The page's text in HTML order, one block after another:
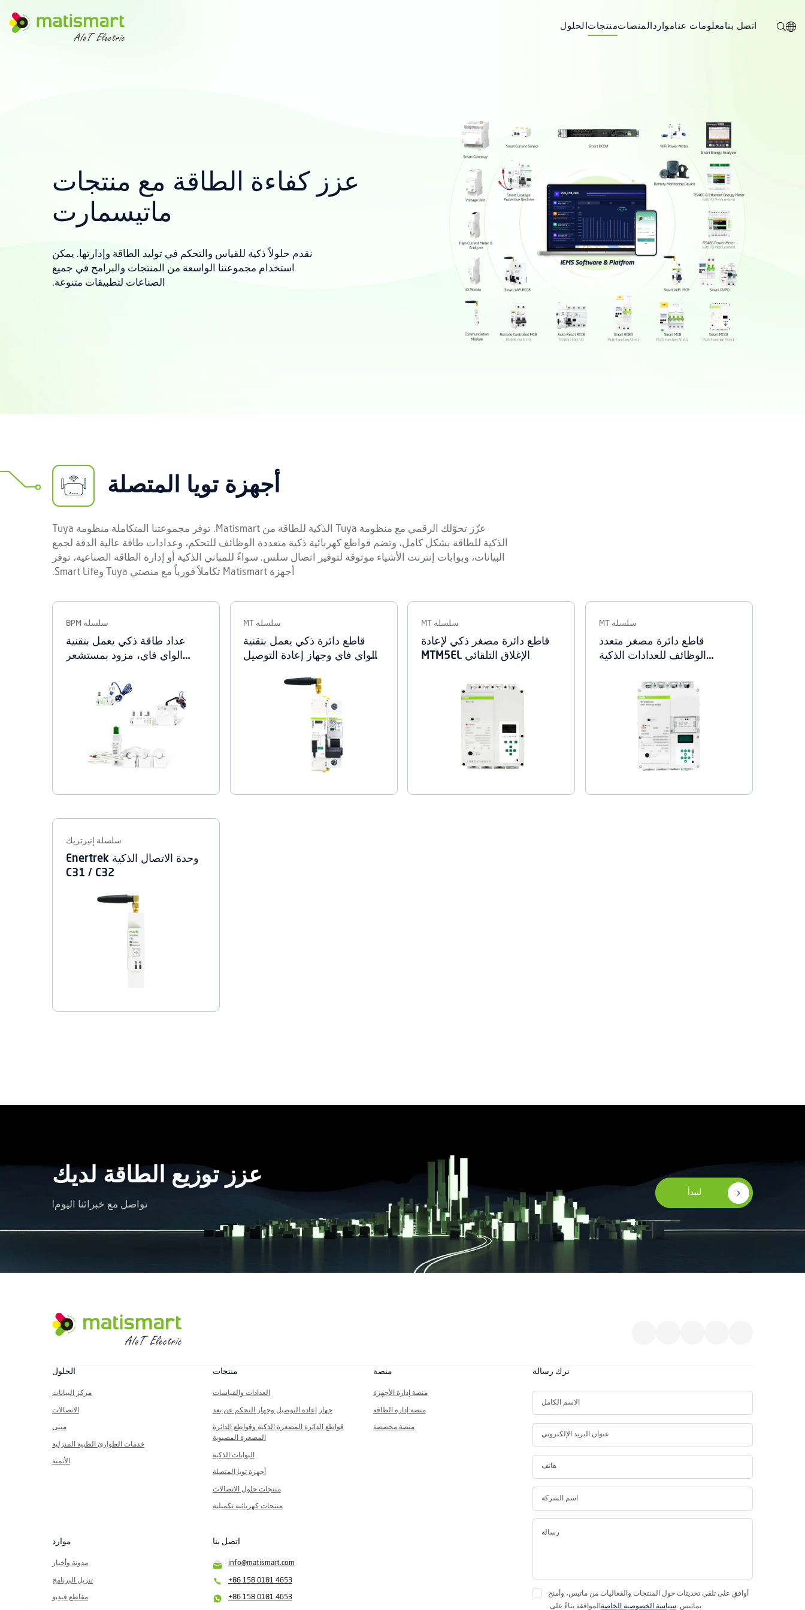
الحلولمنتجاتالمنصات مواردمعلومات عنا اتصل بنا
عزز كفاءة الطاقة مع منتجات
ماتيسمارت
نقدم حلولاً ذكية للقياس والتحكم في توليد الطاقة وإدارتها. يمكن
استخدام مجموعتنا الواسعة من المنتجات والبرامج في جميع
الصناعات لتطبيقات متنوعة.
أجهزة تويا المتصلة
عزّز تحوّلك الرقمي مع منظومة Tuya الذكية للطاقة من Matismart. توفر مجموعتنا المتكاملة منظومة Tuya
الذكية للطاقة بشكل كامل، وتضم قواطع كهربائية ذكية متعددة الوظائف للتحكم، وعدادات طاقة عالية الدقة لجمع
البيانات، وبوابات إنترنت الأشياء موثوقة لتوفير اتصال سلس. سواءً للمباني الذكية أو إدارة الطاقة الصناعية، توفر
أجهزة Matismart تكاملاً فورياً مع منصتي Tuya وSmart Life.
سلسلة BPM
عداد طاقة ذكي يعمل بتقنية
الواي فاي، مزود بمستشعر
سلسلة MT
قاطع دائرة ذكي يعمل بتقنية
الواي فاي وجهاز إعادة التوصيل
سلسلة MT
قاطع دائرة مصغر ذكي لإعادة
الإغلاق التلقائي MTM5EL
سلسلة MT
قاطع دائرة مصغر متعدد
الوظائف للعدادات الذكية
سلسلة إنيرتريك
وحدة الاتصال الذكية Enertrek
C31 / C32
عزز توزيع الطاقة لديك
تواصل مع خبرائنا اليوم!
لنبدأ
ت
ي
م
ر
فيسبوك انستغرام يوتيوب لينكد إنتيك توك
الحلول
مركز البيانات
الاتصالات
مبنى
خدمات الطوارئ الطبية المنزلية
الأتمتة
منتجات
العدادات والقياسات
جهاز إعادة التوصيل وجهاز التحكم عن بعد
قواطع الدائرة المصغرة الذكية وقواطع الدائرة
المصغرة المصبوبة
البوابات الذكية
أجهزة تويا المتصلة
منتجات حلول الاتصالات
منتجات كهربائية تكميلية
منصة
منصة إدارة الأجهزة
منصة إدارة الطاقة
منصة مخصصة
موارد
مدونة وأخبار
تنزيل البرنامج
مقاطع فيديو
اتصل بنا
info@matismart.com
+86 158 0181 4653
+86 158 0181 4653
ترك رسالة
أوافق على تلقي تحديثات حول المنتجات والفعاليات من ماتيس، وأمنح
الموافقة بناءً على سياسة الخصوصية الخاصةبماتيس .